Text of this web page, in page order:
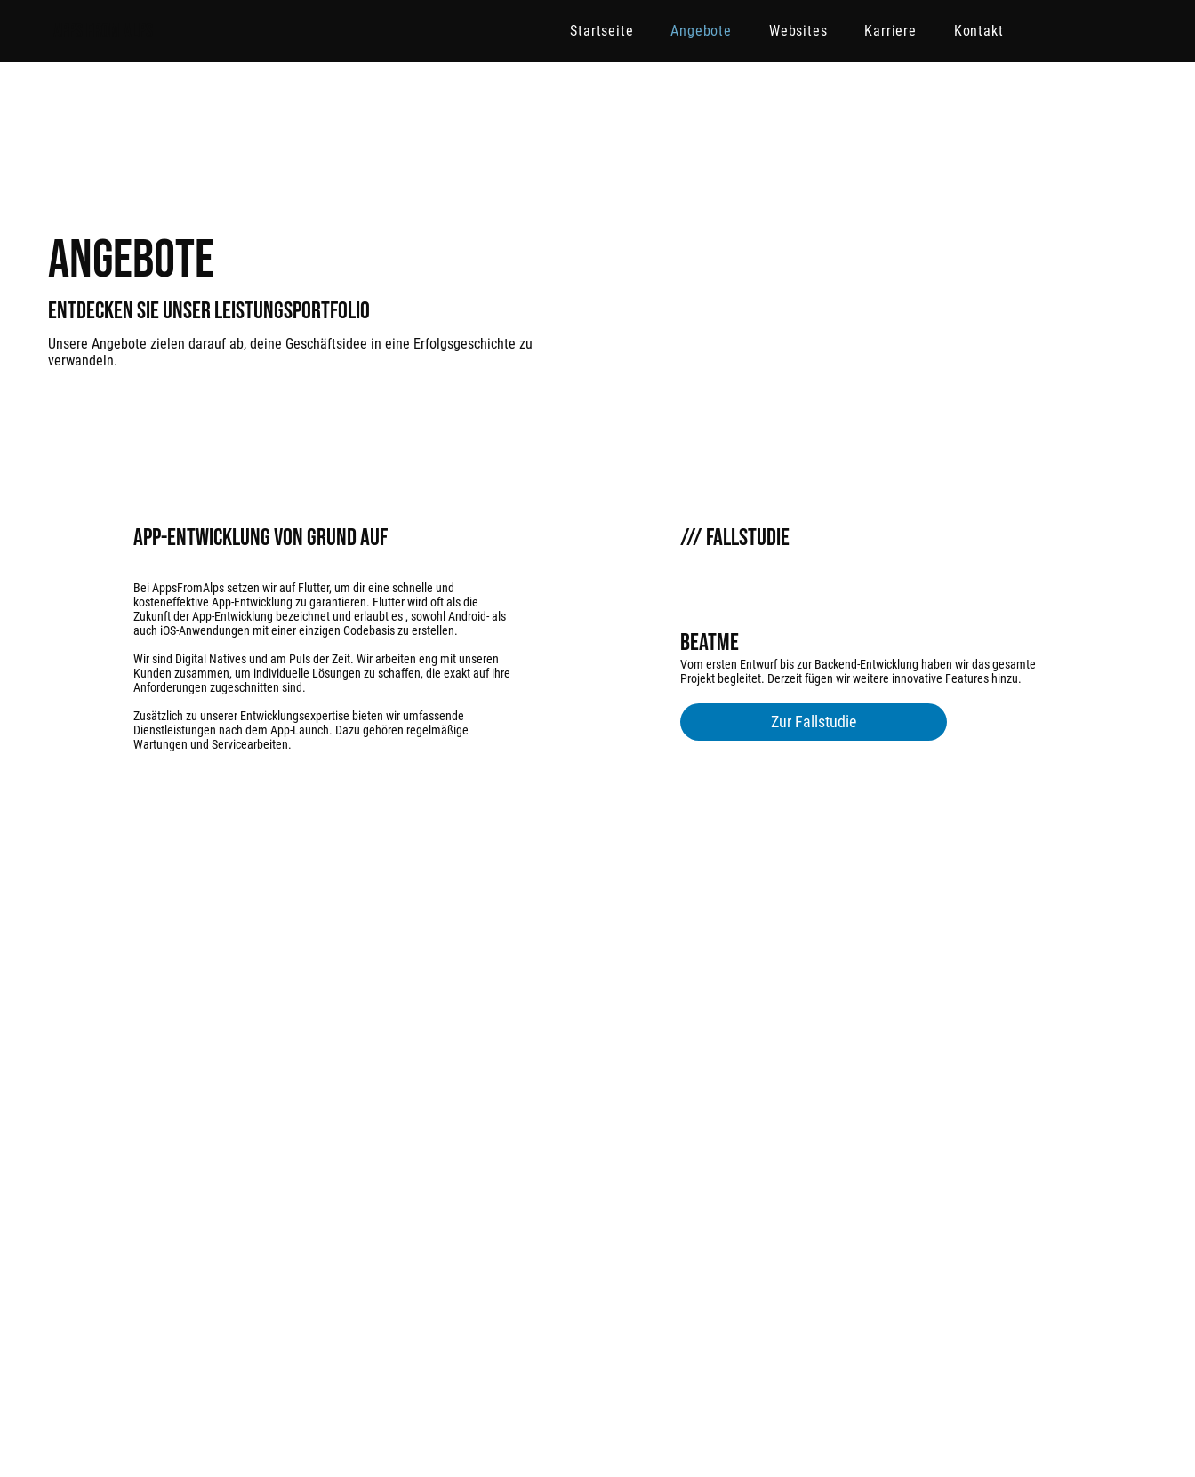
Startseite Angebote Websites Karriere Kontakt
Angebote
Entdecken Sie unser Leistungsportfolio
Unsere Angebote zielen darauf ab, deine Geschäftsidee in eine Erfolgsgeschichte zu
verwandeln.
Bei AppsFromAlps setzen wir auf Flutter, um dir eine schnelle und
kosteneffektive App-Entwicklung zu garantieren. Flutter wird oft als die
Zukunft der App-Entwicklung bezeichnet und erlaubt es , sowohl Android- als
auch iOS-Anwendungen mit einer einzigen Codebasis zu erstellen.
Wir sind Digital Natives und am Puls der Zeit. Wir arbeiten eng mit unseren
Kunden zusammen, um individuelle Lösungen zu schaffen, die exakt auf ihre
Anforderungen zugeschnitten sind.
Zusätzlich zu unserer Entwicklungsexpertise bieten wir umfassende
Dienstleistungen nach dem App-Launch. Dazu gehören regelmäßige
Wartungen und Servicearbeiten.
App-Entwicklung von Grund auf /// FALLSTUDIE
Zur Fallstudie
Vom ersten Entwurf bis zur Backend-Entwicklung haben wir das gesamte
Projekt begleitet. Derzeit fügen wir weitere innovative Features hinzu.
BeatMe